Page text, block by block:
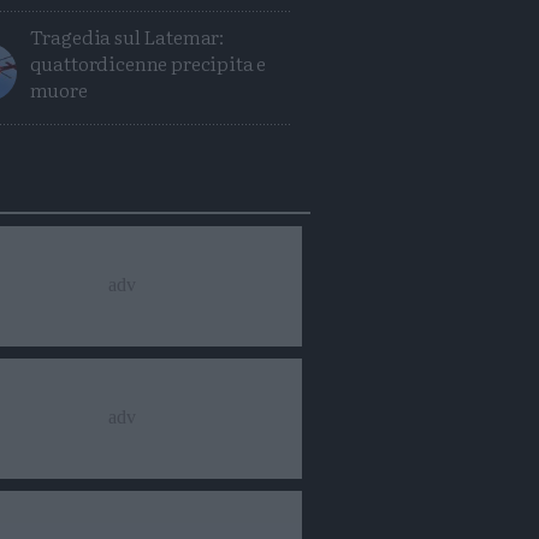
Tragedia sul Latemar:
quattordicenne precipita e
muore